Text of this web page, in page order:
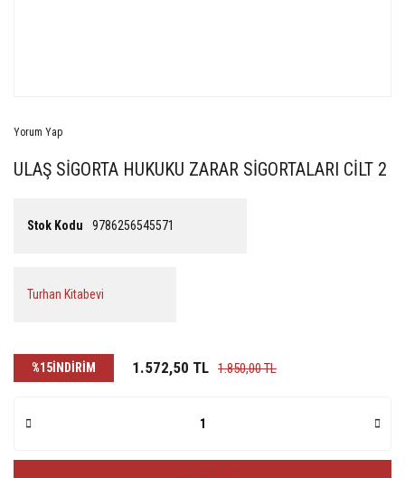
Yorum Yap
ULAŞ SİGORTA HUKUKU ZARAR SİGORTALARI CİLT 2
Stok Kodu 9786256545571
Turhan Kitabevi
%15İNDİRİM 1.572,50 TL 1.850,00 TL